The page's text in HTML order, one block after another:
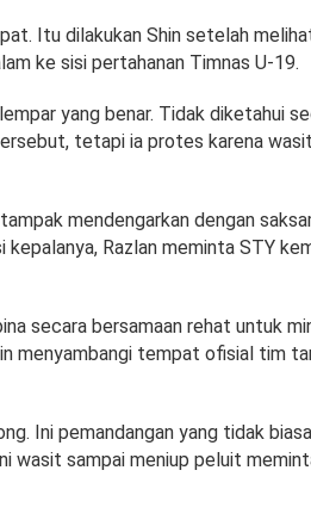
Itu dilakukan Shin setelah
ke sisi pertahanan Timnas U-19.
yang benar. Tidak diketahui
tetapi ia protes karena wasit
mendengarkan dengan
Razlan meminta STY
secara bersamaan rehat untuk
menyambangi tempat ofisial tim
Ini pemandangan yang tidak
wasit sampai meniup peluit